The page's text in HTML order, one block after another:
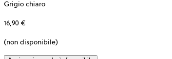
Grigio chiaro
16,90 €
(non disponibile)